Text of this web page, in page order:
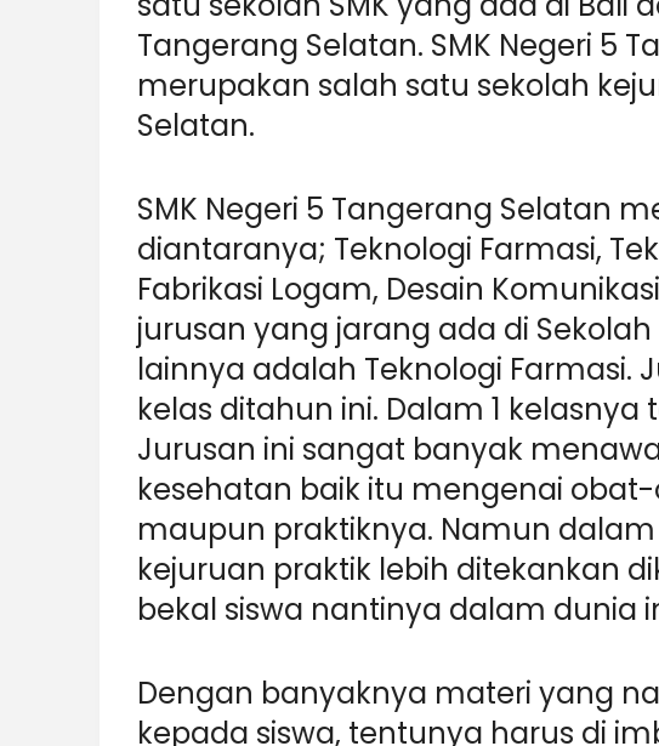
Tangerang Selatan. SMK Negeri 5
merupakan salah satu sekolah
Selatan.
SMK Negeri 5 Tangerang Selatan
diantaranya; Teknologi Farmasi,
Fabrikasi Logam, Desain
jurusan yang jarang ada di
lainnya adalah Teknologi Farmasi.
kelas ditahun ini. Dalam 1 kelasnya
Jurusan ini sangat banyak
kesehatan baik itu mengenai
maupun praktiknya. Namun
kejuruan praktik lebih ditekankan
bekal siswa nantinya dalam dunia
Dengan banyaknya materi yang
kepada siswa, tentunya harus di